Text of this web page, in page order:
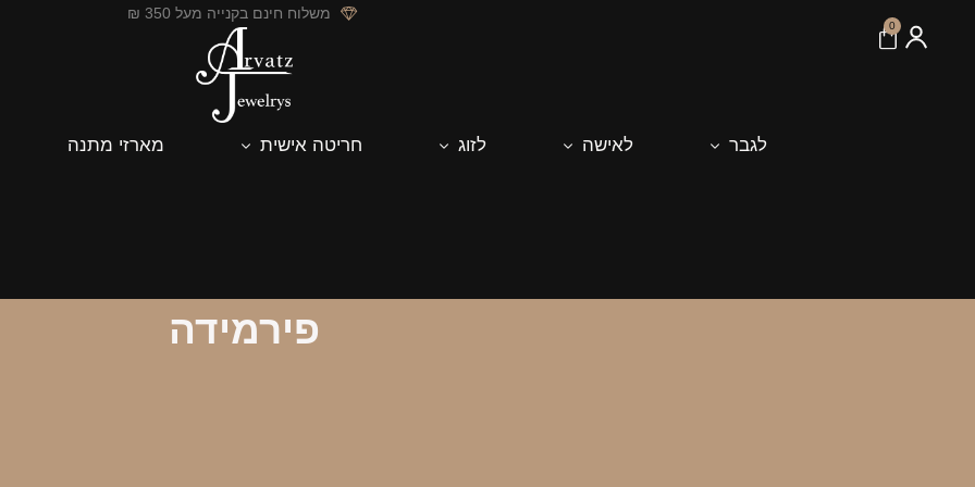
משלוח חינם בקנייה מעל 350 ₪
0
לגבר לאישה לזוג חריטה אישית מארזי מתנה
פירמידה